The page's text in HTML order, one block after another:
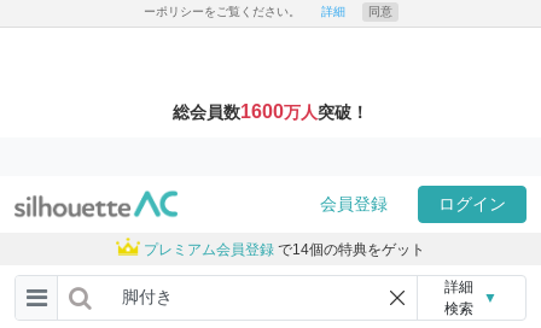
ーポリシーをご覧ください。 詳細 同意
総会員数1600万人突破！
会員登録 ログイン
プレミアム会員登録 で14個の特典をゲット
詳細
検索
▼